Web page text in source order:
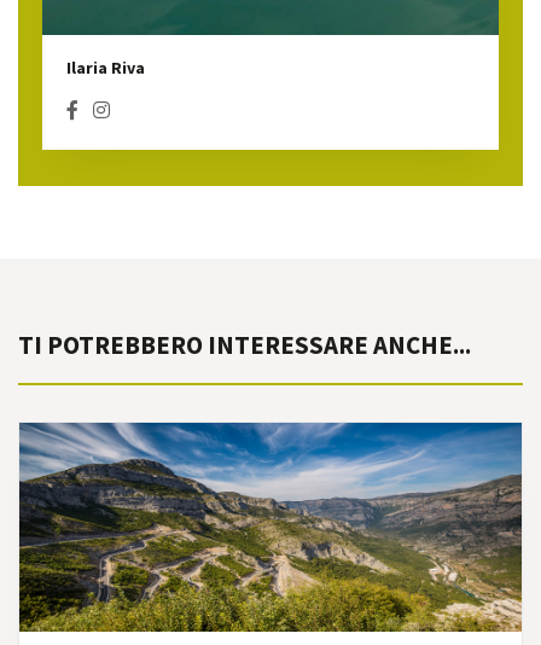
Ilaria Riva
TI POTREBBERO INTERESSARE ANCHE...